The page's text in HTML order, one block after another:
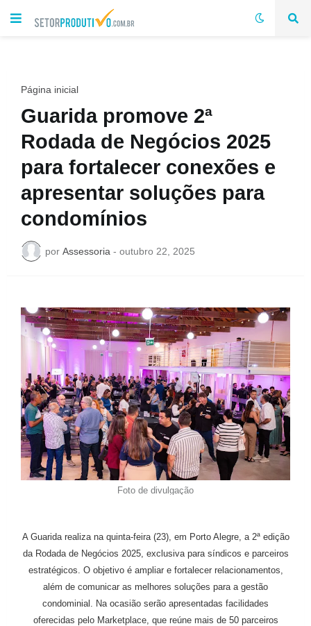
Página inicial
Guarida promove 2ª
Rodada de Negócios 2025
para fortalecer conexões e
apresentar soluções para
condomínios
por Assessoria - outubro 22, 2025
Foto de divulgação
A Guarida realiza na quinta-feira (23), em Porto Alegre, a 2ª edição
da Rodada de Negócios 2025, exclusiva para síndicos e parceiros
estratégicos. O objetivo é ampliar e fortalecer relacionamentos,
além de comunicar as melhores soluções para a gestão
condominial. Na ocasião serão apresentadas facilidades
oferecidas pelo Marketplace, que reúne mais de 50 parceiros